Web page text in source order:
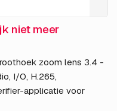
niet meer
zoom lens 3.4 -
I/O, H.265,
applicatie voor